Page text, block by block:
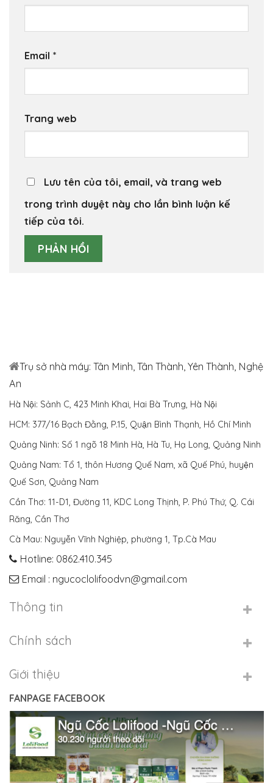
Email *
Trang web
Lưu tên của tôi, email, và trang web
trong trình duyệt này cho lần bình luận kế
tiếp của tôi.
Trụ sở nhà máy: Tân Minh, Tân Thành, Yên Thành, Nghệ
An
Hà Nội: Sảnh C, 423 Minh Khai, Hai Bà Trưng, Hà Nội
HCM: 377/16 Bạch Đằng, P.15, Quận Bình Thạnh, Hồ Chí Minh
Quảng Ninh: Số 1 ngõ 18 Minh Hà, Hà Tu, Hạ Long, Quảng Ninh
Quảng Nam: Tổ 1, thôn Hương Quế Nam, xã Quế Phú, huyện
Quế Sơn, Quảng Nam
Cần Thơ: 11-D1, Đường 11, KDC Long Thịnh, P. Phú Thứ, Q. Cái
Răng, Cần Thơ
Cà Mau: Nguyễn Vĩnh Nghiệp, phường 1, Tp.Cà Mau
Hotline: 0862.410.345
Email : ngucoclolifoodvn@gmail.com
Thông tin
Chính sách
Giới thiệu
FANPAGE FACEBOOK